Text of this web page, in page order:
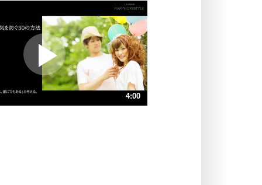
いらいらしない人になる30の方法
プラス思考
ポジティブになれない原因は、行動
しないから。
ポジティブ思考になる30の方法
ストレス対策
4:00